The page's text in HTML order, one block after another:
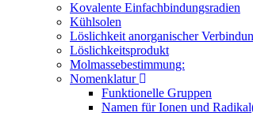
Kovalente Einfachbindungsradien
Kühlsolen
Löslichkeit anorganischer
Löslichkeitsprodukt
Molmassebestimmung:
Nomenklatur
Funktionelle Gruppen
Namen für Ionen und